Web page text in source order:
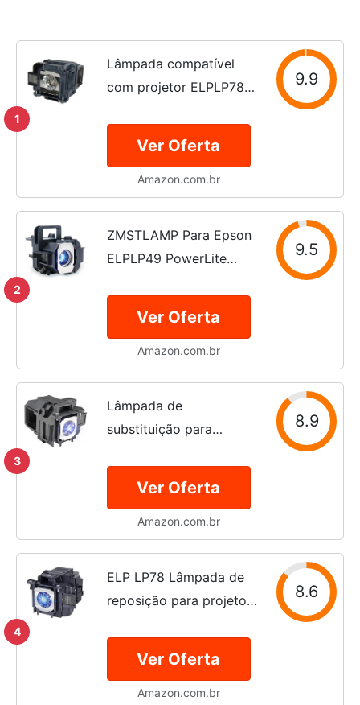
1
Lâmpada compatível
com projetor ELPLP78
EB-965 / EB-98 / EB-
S17 / EB-S18 / EB-W18
EX6220 EX7220 /...
9.9
Ver Oferta
Amazon.com.br
2
ZMSTLAMP Para Epson
ELPLP49 PowerLite
8350 8100 8500UB
6100 6500 8100 8500
9500, Pro Cinema 7100
7500UB 9100 9500 350
9...
9.5
Ver Oferta
Amazon.com.br
3
Lâmpada de
substituição para
V13H010L78 LBTGROUP
Home Theater 2030
600 VS230 VS330
VS335W EX3220
8.9
Ver Oferta
Amazon.com.br
4
ELP LP78 Lâmpada de
reposição para projetor
8.6
Ver Oferta
Amazon.com.br